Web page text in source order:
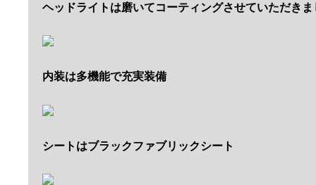
ヘッドライトは磨いてコーティングさせていただきま
内装は多機能で充実装備
シートはブラックファブリックシート